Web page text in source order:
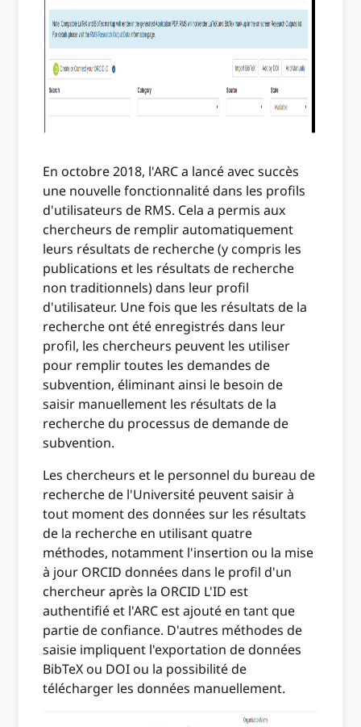
En octobre 2018, l'ARC a lancé avec succès
une nouvelle fonctionnalité dans les profils
d'utilisateurs de RMS. Cela a permis aux
chercheurs de remplir automatiquement
leurs résultats de recherche (y compris les
publications et les résultats de recherche
non traditionnels) dans leur profil
d'utilisateur. Une fois que les résultats de la
recherche ont été enregistrés dans leur
profil, les chercheurs peuvent les utiliser
pour remplir toutes les demandes de
subvention, éliminant ainsi le besoin de
saisir manuellement les résultats de la
recherche du processus de demande de
subvention.
Les chercheurs et le personnel du bureau de
recherche de l'Université peuvent saisir à
tout moment des données sur les résultats
de la recherche en utilisant quatre
méthodes, notamment l'insertion ou la mise
à jour ORCID données dans le profil d'un
chercheur après la ORCID L'ID est
authentifié et l'ARC est ajouté en tant que
partie de confiance. D'autres méthodes de
saisie impliquent l'exportation de données
BibTeX ou DOI ou la possibilité de
télécharger les données manuellement.